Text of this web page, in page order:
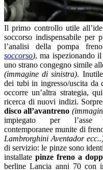
Il primo controllo utile
soccorso indispensabile per
l’analisi della pompa
soccorso), ma ispezionando
uno strano congegno simile
(immagine di sinistra).
dei tubi in ingresso/uscita da
occorre un’altra strategia,
ricerca di nuovi indizi.
disco all’avantreno
impiegato per l’asse
contemporanee munite di
Lambrorghini Aventador
di servizio: le pinze sono
installate pinze freno a
berline Lancia anni 70 con